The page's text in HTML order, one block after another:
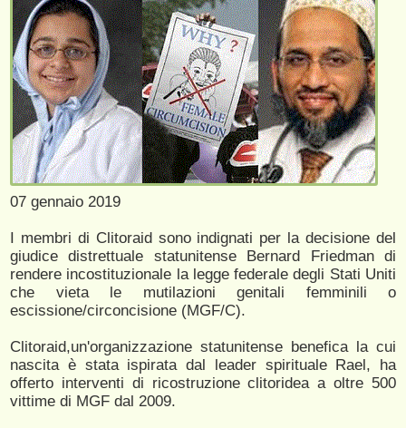
07 gennaio 2019
I membri di Clitoraid sono indignati per la decisione del
giudice distrettuale statunitense Bernard Friedman di
rendere incostituzionale la legge federale degli Stati Uniti
che vieta le mutilazioni genitali femminili o
escissione/circoncisione (MGF/C).
Clitoraid,un'organizzazione statunitense benefica la cui
nascita è stata ispirata dal leader spirituale Rael, ha
offerto interventi di ricostruzione clitoridea a oltre 500
vittime di MGF dal 2009.